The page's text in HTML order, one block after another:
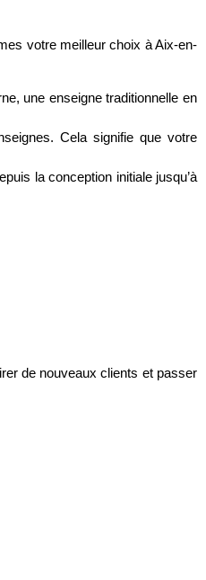
votre meilleur choix à Aix-en-
une enseigne traditionnelle en
Cela signifie que votre
la conception initiale jusqu’à
de nouveaux clients et passer